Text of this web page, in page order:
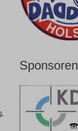
Sponsoren